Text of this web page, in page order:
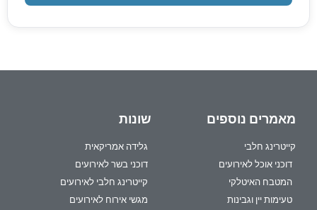
מאמרים נוספים
קייטרינג חלבי
דוכני אוכל לאירועים
המטבח האיטלקי
טעימות יין וגבינות
שונות
גלידה אמריקאית
דוכני בשר לאירועים
קייטרינג חלבי לאירועים
מגשי אירוח לאירועים